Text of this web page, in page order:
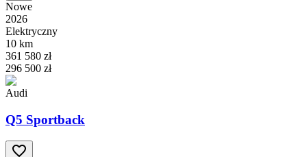
Nowe
2026
Elektryczny
10 km
361 580 zł
296 500 zł
Audi
Q5 Sportback